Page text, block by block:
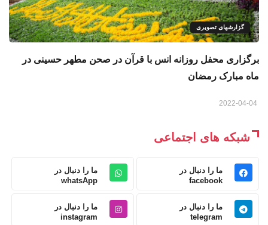
گزارشهای تصویری
برگزاری محفل روزانه انس با قرآن در صحن مطهر حسینی در
ماه مبارک رمضان
شبکه های اجتماعی
ما را دنبال در
facebook
ما را دنبال در
whatsApp
ما را دنبال در
telegram
ما را دنبال در
instagram